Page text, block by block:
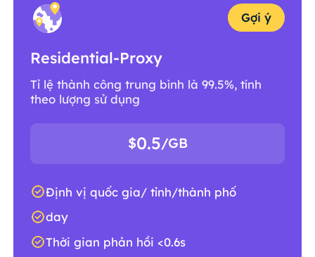
Gợi ý
Residential-Proxy
Tỉ lệ thành công trung bình là 99.5%, tính
theo lượng sử dụng
$0.5/GB
Định vị quốc gia/ tỉnh/thành phố
day
Thời gian phản hồi <0.6s